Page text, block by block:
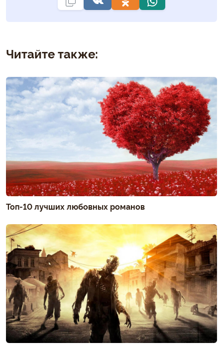
Читайте также:
Топ-10 лучших любовных романов